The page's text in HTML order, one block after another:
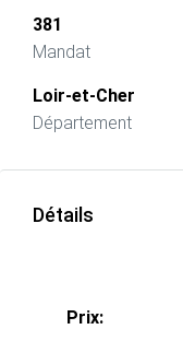
381
Mandat
Loir-et-Cher
Département
Détails
Prix: